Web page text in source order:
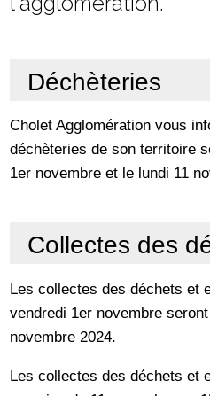
Déchèteries
Cholet Agglomération vous
déchèteries de son territoire
1er novembre et le lundi 11
Collectes des
Les collectes des déchets et
vendredi 1er novembre
novembre 2024.
Les collectes des déchets et